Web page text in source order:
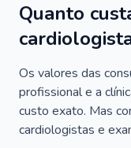
Quanto
Os valores das
profissional e a
custo exato. Mas
cardiologistas e